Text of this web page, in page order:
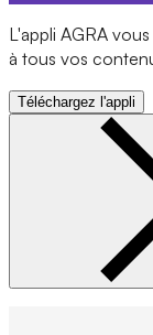
L'appli AGRA
à tous vos
Téléchargez l'appli